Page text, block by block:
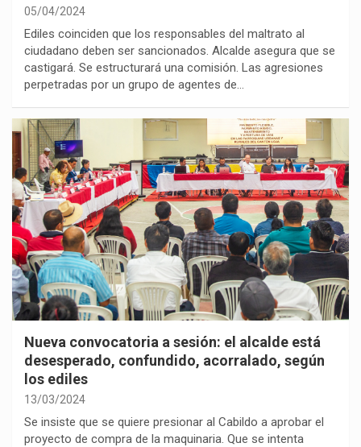
05/04/2024
Ediles coinciden que los responsables del maltrato al
ciudadano deben ser sancionados. Alcalde asegura que se
castigará. Se estructurará una comisión. Las agresiones
perpetradas por un grupo de agentes de…
Nueva convocatoria a sesión: el alcalde está
desesperado, confundido, acorralado, según
los ediles
13/03/2024
Se insiste que se quiere presionar al Cabildo a aprobar el
proyecto de compra de la maquinaria. Que se intenta